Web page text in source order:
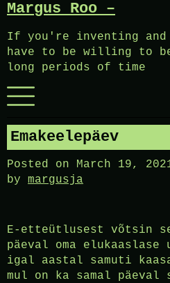
Skip
content
Margus Roo –
If you're inventing and
have to be willing to
long periods of time
Menu
Emakeelepäev
Posted on March 19,
by margusja
E-etteütlusest võtsin
päeval oma
igal aastal samuti
mul on ka samal päeval